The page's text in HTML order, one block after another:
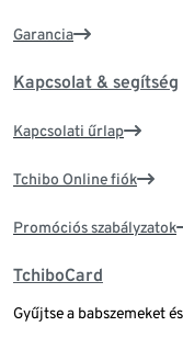
Garancia
Kapcsolat & segítség
Kapcsolati űrlap
Tchibo Online fiók
Promóciós szabályzatok
TchiboCard
Gyűjtse a babszemeket